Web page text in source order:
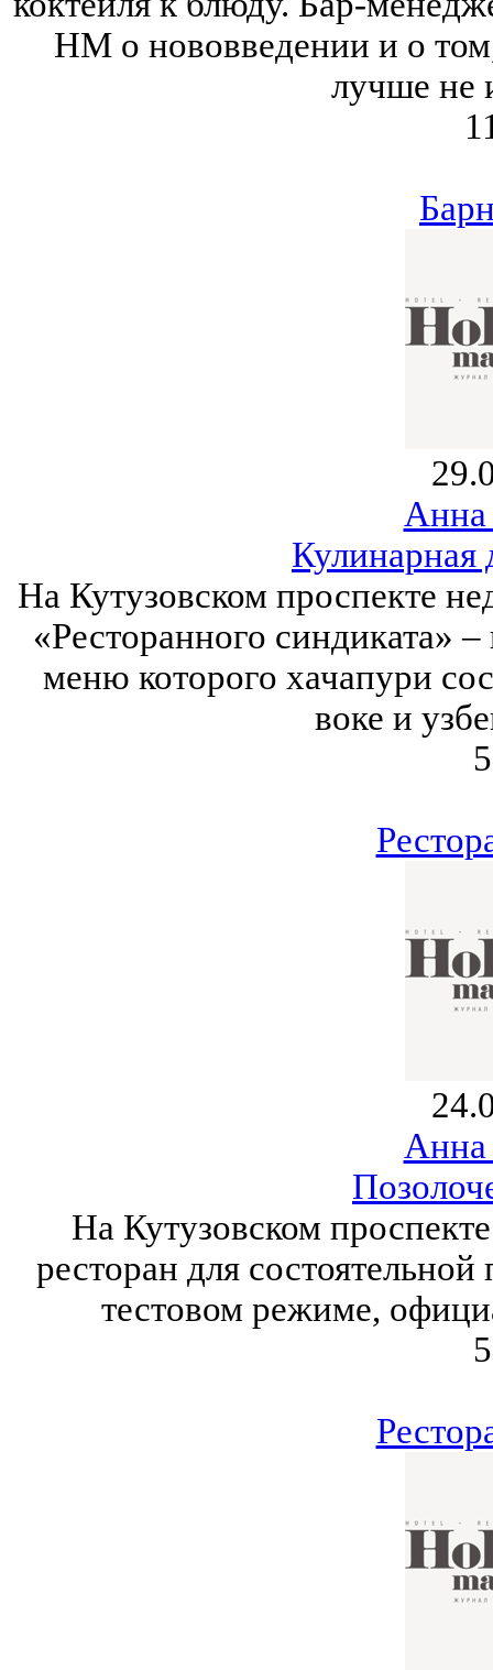
HM о нововведении и о
лучше не
Анна
Кулинарная
На Кутузовском проспекте
«Ресторанного синдиката»
меню которого хачапури
воке и
Анна
На Кутузовском
ресторан для
тестовом режиме,